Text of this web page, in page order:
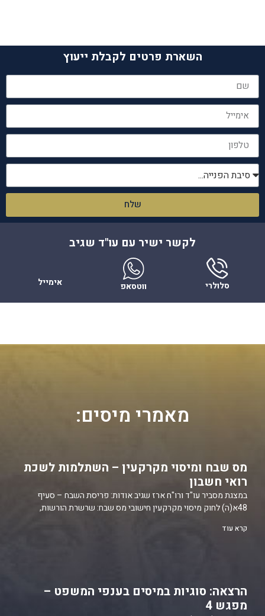
השארת פרטים לקבלת ייעוץ
שלח
לקשר ישיר עם עו"ד שגיב
סלולרי ווטסאפ אימייל
מאמרי מיסים:
מס שבח ומיסוי מקרקעין – השתלמות לשכת
רואי חשבון
במצגת מסביר עו"ד ורו"ח ארז שגיב אודות: פריסת השבח – סעיף
48א(ה) לחוק מיסוי מקרקעין חישובי מס שבח: שרשרת הורשות,
קרא עוד
הרצאה: סוגיות במיסים בענפי המשפט –
מפגש 4